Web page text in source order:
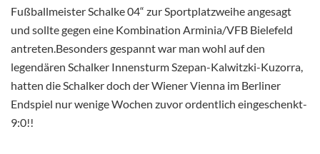
Fußballmeister Schalke 04“ zur Sportplatzweihe angesagt
und sollte gegen eine Kombination Arminia/VFB Bielefeld
antreten.Besonders gespannt war man wohl auf den
legendären Schalker Innensturm Szepan-Kalwitzki-Kuzorra,
hatten die Schalker doch der Wiener Vienna im Berliner
Endspiel nur wenige Wochen zuvor ordentlich eingeschenkt-
9:0!!